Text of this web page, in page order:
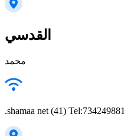
القدسي
محمد
.shamaa net (41) Tel:734249881